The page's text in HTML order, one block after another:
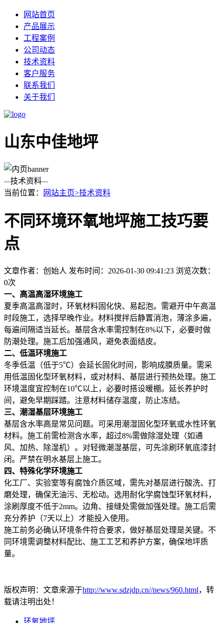
网站首页
产品展示
工程案例
公司动态
技术资料
客户服务
联系我们
关于我们
山东中佳地坪
—技术资料—
当前位置： 网站主页>技术资料
不同环境环氧地坪施工技巧要
点
文章作者：创始人 发布时间：2026-01-30 09:41:23 浏览次数：
0次
一、高温高湿环境施工
夏季高温高湿时，环氧材料固化快、易起泡。需避开中午高温
时段施工，选择早晚作业。材料搅拌后静置消泡，薄涂多遍，
每遍间隔适当延长。基层含水率需控制在8%以下，必要时做
防潮处理。施工后加强通风，避免表面结皮。
二、低温环境施工
冬季低温（低于5℃）会延长固化时间，影响成膜质量。需采
用低温固化型环氧材料，或对材料、基层进行预热处理。施工
环境温度宜控制在10℃以上，必要时搭设暖棚。延长养护时
间，避免早期踩踏。注意材料储存温度，防止冻结。
三、潮湿基层环境施工
基层含水率高是常见问题。可采用潮湿固化型环氧或水性环氧
材料。施工前需检测含水率，超过8%需做除湿处理（如通
风、加热、除湿机）。对轻微潮湿基层，可先涂刷环氧底漆封
闭。严禁在明水基层上施工。
四、特殊化学环境施工
化工厂、实验室等有腐蚀介质区域，需先对基层进行酸洗、打
磨处理，确保无油污、无松动。选用耐化学腐蚀型环氧材料，
涂刷厚度不低于2mm。边角、接缝处需做加强处理。施工后需
充分养护（7天以上）才能投入使用。
施工前务必确认环境条件符合要求，做好基层处理是关键。不
同环境需调整材料配比、施工工艺和养护方案，确保地坪质
量。
版权声明：文章来源于http://www.sdzjdp.cn//news/960.html，转
载请注明出处！
环氧地坪